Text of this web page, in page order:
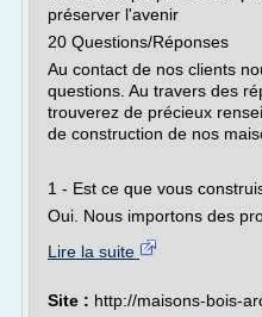
préserver l'avenir
20 Questions/Réponses
Au contact de nos clients
questions. Au travers des
trouverez de précieux
de construction de nos
1 - Est ce que vous
Oui. Nous importons des
Lire la suite
Site : http://maisons-bois-